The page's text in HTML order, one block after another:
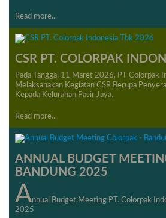
Read more...
CSR PT. COLORPAK
Pada Tanggal 11 Maret 2026, PT Colorpak
Melaksanakan Kegiatan CSR Berupa
Kepada Kelurahan Pasir Jaya.
Read more...
ANNUAL BUDGET
BANDUNG 2025
ANnual Budget Meeting PT. Colorpak
2025